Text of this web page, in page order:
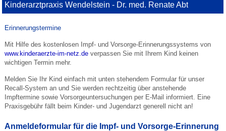
Kinderarztpraxis Wendelstein - Dr. med. Renate Abt
Erinnerungstermine
Mit Hilfe des kostenlosen Impf- und Vorsorge-Erinnerungssystems von
www.kinderaerzte-im-netz.deverpassen Sie mit Ihrem Kind keinen
wichtigen Termin mehr.
Melden Sie Ihr Kind einfach mit unten stehendem Formular für unser
Recall-System an und Sie werden rechtzeitig über anstehende
Impftermine sowie Vorsorgeuntersuchungen per E-Mail informiert. Eine
Praxisgebühr fällt beim Kinder- und Jugendarzt generell nicht an!
Anmeldeformular für die Impf- und Vorsorge-Erinnerung